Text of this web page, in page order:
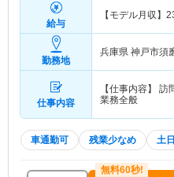
給与
【モデル月収】
勤務地
兵庫県 神戸市須
仕事内容
【仕事内容】
業務全般
車通勤可 残業少なめ 土